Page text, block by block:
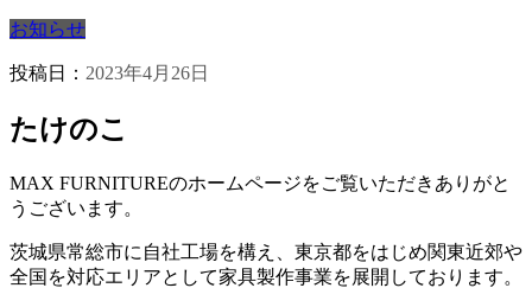
お知らせ
投稿日： 2023年4月26日
たけのこ
MAX FURNITUREのホームページをご覧いただきありがと
うございます。
茨城県常総市に自社工場を構え、東京都をはじめ関東近郊や
全国を対応エリアとして家具製作事業を展開しております。